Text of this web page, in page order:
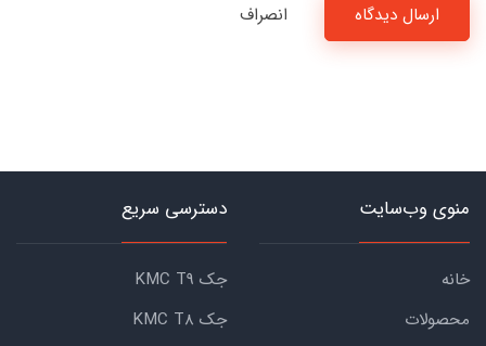
ارسال دیدگاه انصراف
منوی وب‌سایت
خانه
محصولات
دسترسی سریع
جک KMC T9
جک KMC T8